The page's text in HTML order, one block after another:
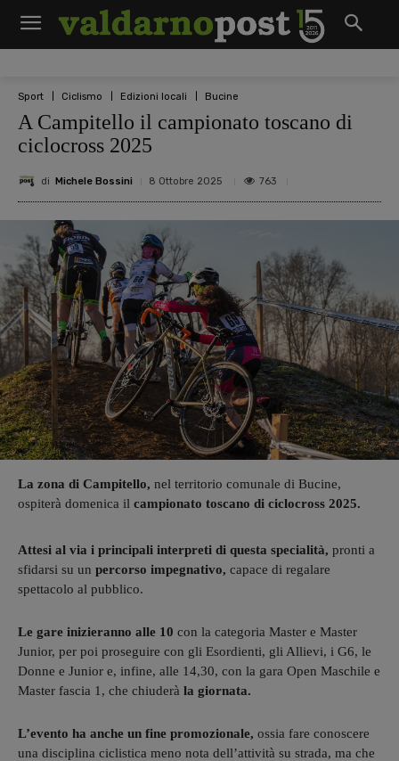
Sport Ciclismo Edizioni locali Bucine
A Campitello il campionato toscano di
ciclocross 2025
di Michele Bossini 8 Ottobre 2025 763
La zona di Campitello, nel territorio comunale di Bucine,
ospiterà domenica il campionato toscano di ciclocross 2025.
Attesi al via i principali interpreti di questa specialità, pronti a
sfidarsi su un percorso impegnativo, capace di regalare
spettacolo al pubblico.
Le gare inizieranno alle 10 con la categoria Master e Master
Junior, per poi proseguire con gli Esordienti, gli Allievi, i G6, le
Donne e Junior e, infine, alle 14,30, con la gara Open Maschile e
Master fascia 1, che chiuderà la giornata.
L’evento ha anche un fine promozionale, ossia fare conoscere
una disciplina ciclistica meno nota dell’attività su strada, ma che